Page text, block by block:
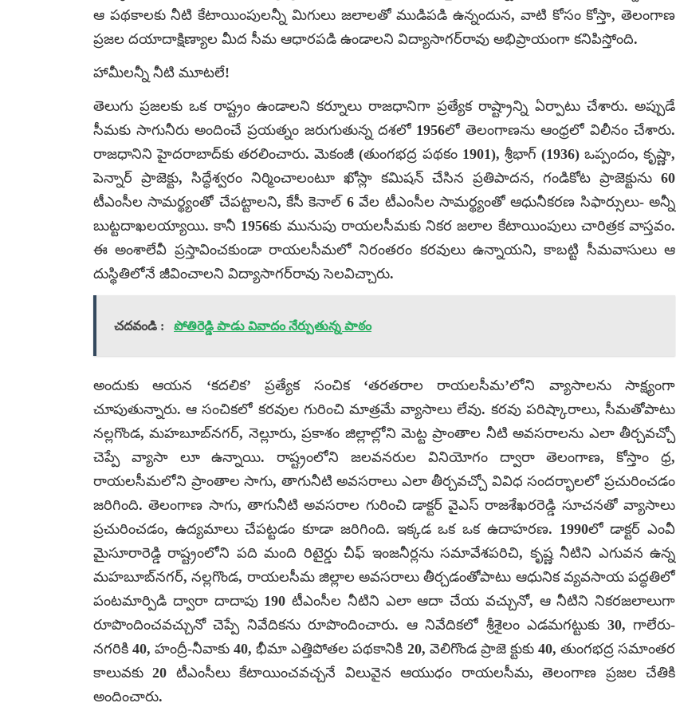
ఆ పథకాలకు నీటి కేటాయింపులన్నీ మిగులు జలాలతో ముడిపడి ఉన్నందున, వాటి కోసం కోస్తా, తెలంగాణ
ప్రజల దయాదాక్షిణ్యాల మీద సీమ ఆధారపడి ఉండాలని విద్యాసాగర్‌రావు అభిప్రాయంగా కనిపిస్తోంది.
హామీలన్నీ నీటి మూటలే!
తెలుగు ప్రజలకు ఒక రాష్ట్రం ఉండాలని కర్నూలు రాజధానిగా ప్రత్యేక రాష్ట్రాన్ని ఏర్పాటు చేశారు. అప్పుడే
సీమకు సాగునీరు అందించే ప్రయత్నం జరుగుతున్న దశలో 1956లో తెలంగాణను ఆంధ్రలో విలీనం చేశారు.
రాజధానిని హైదరాబాద్‌కు తరలించారు. మెకంజీ (తుంగభద్ర పథకం 1901), శ్రీభాగ్ (1936) ఒప్పందం, కృష్ణా,
పెన్నార్ ప్రాజెక్టు, సిద్ధేశ్వరం నిర్మించాలంటూ ఖోస్లా కమిషన్ చేసిన ప్రతిపాదన, గండికోట ప్రాజెక్టును 60
టీఎంసీల సామర్థ్యంతో చేపట్టాలని, కేసీ కెనాల్ 6 వేల టీఎంసీల సామర్థ్యంతో ఆధునీకరణ సిఫార్సులు- అన్నీ
బుట్టదాఖలయ్యాయి. కానీ 1956కు మునుపు రాయలసీమకు నికర జలాల కేటాయింపులు చారిత్రక వాస్తవం.
ఈ అంశాలేవీ ప్రస్తావించకుండా రాయలసీమలో నిరంతరం కరవులు ఉన్నాయని, కాబట్టి సీమవాసులు ఆ
దుస్థితిలోనే జీవించాలని విద్యాసాగర్‌రావు సెలవిచ్చారు.
చదవండి : పోతిరెడ్డి పాడు వివాదం నేర్పుతున్న పాఠం
అందుకు ఆయన ‘కదలిక’ ప్రత్యేక సంచిక ‘తరతరాల రాయలసీమ’లోని వ్యాసాలను సాక్ష్యంగా
చూపుతున్నారు. ఆ సంచికలో కరవుల గురించి మాత్రమే వ్యాసాలు లేవు. కరవు పరిష్కారాలు, సీమతోపాటు
నల్లగొండ, మహబూబ్‌నగర్, నెల్లూరు, ప్రకాశం జిల్లాల్లోని మెట్ట ప్రాంతాల నీటి అవసరాలను ఎలా తీర్చవచ్చో
చెప్పే వ్యాసా లూ ఉన్నాయి. రాష్ట్రంలోని జలవనరుల వినియోగం ద్వారా తెలంగాణ, కోస్తాం ధ్ర,
రాయలసీమలోని ప్రాంతాల సాగు, తాగునీటి అవసరాలు ఎలా తీర్చవచ్చో వివిధ సందర్భాలలో ప్రచురించడం
జరిగింది. తెలంగాణ సాగు, తాగునీటి అవసరాల గురించి డాక్టర్ వైఎస్ రాజశేఖరరెడ్డి సూచనతో వ్యాసాలు
ప్రచురించడం, ఉద్యమాలు చేపట్టడం కూడా జరిగింది. ఇక్కడ ఒక ఒక ఉదాహరణ. 1990లో డాక్టర్ ఎంవీ
మైసూరారెడ్డి రాష్ట్రంలోని పది మంది రిటైర్డు చీఫ్ ఇంజనీర్లను సమావేశపరిచి, కృష్ణ నీటిని ఎగువన ఉన్న
మహబూబ్‌నగర్, నల్లగొండ, రాయలసీమ జిల్లాల అవసరాలు తీర్చడంతోపాటు ఆధునిక వ్యవసాయ పద్ధతిలో
పంటమార్పిడి ద్వారా దాదాపు 190 టీఎంసీల నీటిని ఎలా ఆదా చేయ వచ్చునో, ఆ నీటిని నికరజలాలుగా
రూపొందించవచ్చునో చెప్పే నివేదికను రూపొందించారు. ఆ నివేదికలో శ్రీశైలం ఎడమగట్టుకు 30, గాలేరు-
నగరికి 40, హంద్రీ-నీవాకు 40, భీమా ఎత్తిపోతల పథకానికి 20, వెలిగొండ ప్రాజె క్టుకు 40, తుంగభద్ర సమాంతర
కాలువకు 20 టీఎంసీలు కేటాయించవచ్చనే విలువైన ఆయుధం రాయలసీమ, తెలంగాణ ప్రజల చేతికి
అందించారు.